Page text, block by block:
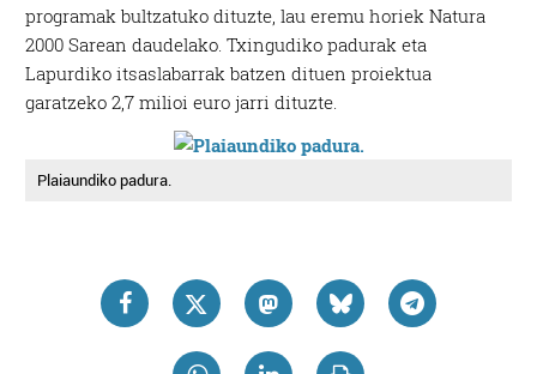
programak bultzatuko dituzte, lau eremu horiek Natura
2000 Sarean daudelako. Txingudiko padurak eta
Lapurdiko itsaslabarrak batzen dituen proiektua
garatzeko 2,7 milioi euro jarri dituzte.
Plaiaundiko padura.